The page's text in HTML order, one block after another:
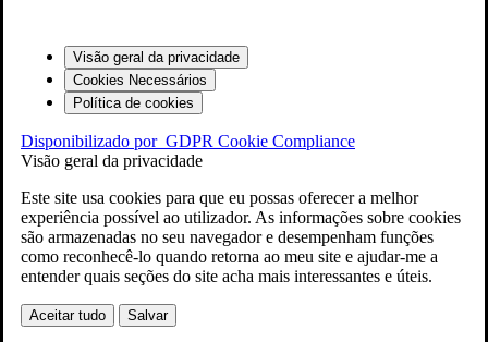
Visão geral da privacidade
Cookies Necessários
Política de cookies
Disponibilizado por GDPR Cookie Compliance
Visão geral da privacidade
Este site usa cookies para que eu possas oferecer a melhor
experiência possível ao utilizador. As informações sobre cookies
são armazenadas no seu navegador e desempenham funções
como reconhecê-lo quando retorna ao meu site e ajudar-me a
entender quais seções do site acha mais interessantes e úteis.
Aceitar tudo Salvar